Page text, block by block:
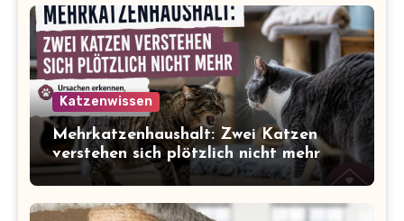
Katzenwissen
Mehrkatzenhaushalt: Zwei Katzen
verstehen sich plötzlich nicht mehr